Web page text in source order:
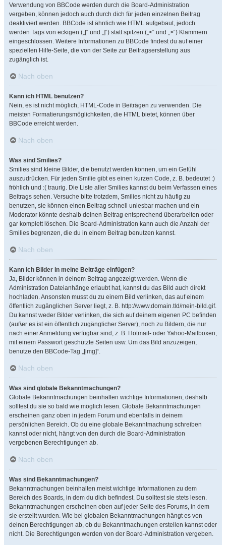
Verwendung von BBCode werden durch die Board-Administration
vergeben, können jedoch auch durch dich für jeden einzelnen Beitrag
deaktiviert werden. BBCode ist ähnlich wie HTML aufgebaut, jedoch
werden Tags von eckigen („[“ und „]“) statt spitzen („<“ und „>“) Klammern
eingeschlossen. Weitere Informationen zu BBCode findest du auf einer
speziellen Hilfe-Seite, die von der Seite zur Beitragserstellung aus
zugänglich ist.
Nach oben
Kann ich HTML benutzen?
Nein, es ist nicht möglich, HTML-Code in Beiträgen zu verwenden. Die
meisten Formatierungsmöglichkeiten, die HTML bietet, können über
BBCode erreicht werden.
Nach oben
Was sind Smilies?
Smilies sind kleine Bilder, die benutzt werden können, um ein Gefühl
auszudrücken. Für jeden Smilie gibt es einen kurzen Code, z. B. bedeutet :)
fröhlich und :( traurig. Die Liste aller Smilies kannst du beim Verfassen eines
Beitrags sehen. Versuche bitte trotzdem, Smilies nicht zu häufig zu
benutzen, sie können einen Beitrag schnell unlesbar machen und ein
Moderator könnte deshalb deinen Beitrag entsprechend überarbeiten oder
gar komplett löschen. Die Board-Administration kann auch die Anzahl der
Smilies begrenzen, die du in einem Beitrag benutzen kannst.
Nach oben
Kann ich Bilder in meine Beiträge einfügen?
Ja, Bilder können in deinem Beitrag angezeigt werden. Wenn die
Administration Dateianhänge erlaubt hat, kannst du das Bild auch direkt
hochladen. Ansonsten musst du zu einem Bild verlinken, das auf einem
öffentlich zugänglichen Server liegt, z. B. http://www.domain.tld/mein-bild.gif.
Du kannst weder Bilder verlinken, die sich auf deinem eigenen PC befinden
(außer es ist ein öffentlich zugänglicher Server), noch zu Bildern, die nur
nach einer Anmeldung verfügbar sind, z. B. Hotmail- oder Yahoo-Mailboxen,
mit einem Passwort geschützte Seiten usw. Um das Bild anzuzeigen,
benutze den BBCode-Tag „[img]“.
Nach oben
Was sind globale Bekanntmachungen?
Globale Bekanntmachungen beinhalten wichtige Informationen, deshalb
solltest du sie so bald wie möglich lesen. Globale Bekanntmachungen
erscheinen ganz oben in jedem Forum und ebenfalls in deinem
persönlichen Bereich. Ob du eine globale Bekanntmachung schreiben
kannst oder nicht, hängt von den durch die Board-Administration
vergebenen Berechtigungen ab.
Nach oben
Was sind Bekanntmachungen?
Bekanntmachungen beinhalten meist wichtige Informationen zu dem
Bereich des Boards, in dem du dich befindest. Du solltest sie stets lesen.
Bekanntmachungen erscheinen oben auf jeder Seite des Forums, in dem
sie erstellt wurden. Wie bei globalen Bekanntmachungen hängt es von
deinen Berechtigungen ab, ob du Bekanntmachungen erstellen kannst oder
nicht. Die Berechtigungen werden von der Board-Administration vergeben.